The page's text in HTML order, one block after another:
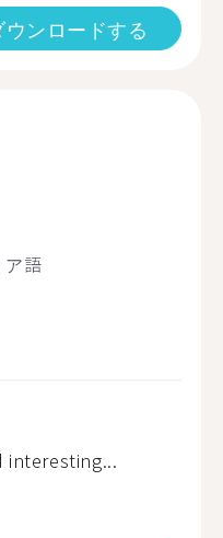
ンロードする
ア語
interesting...